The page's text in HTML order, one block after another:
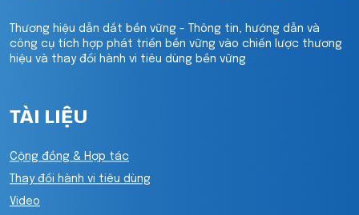
Thương hiệu dẫn dắt bền vững - Thông tin, hướng dẫn và
công cụ tích hợp phát triển bền vững vào chiến lược thương
hiệu và thay đổi hành vi tiêu dùng bền vững
TÀI LIỆU
Cộng đồng & Hợp tác
Thay đổi hành vi tiêu dùng
Video